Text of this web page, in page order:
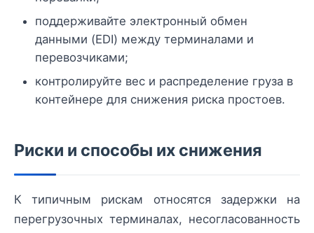
поддерживайте электронный обмен
данными (EDI) между терминалами и
перевозчиками;
контролируйте вес и распределение груза в
контейнере для снижения риска простоев.
Риски и способы их снижения
К типичным рискам относятся задержки на
перегрузочных терминалах, несогласованность